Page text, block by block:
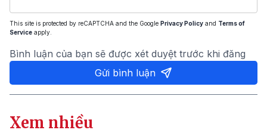
This site is protected by reCAPTCHA and the Google Privacy Policy and Terms of
Service apply.
Bình luận của bạn sẽ được xét duyệt trước khi đăng
Gửi bình luận
Xem nhiều